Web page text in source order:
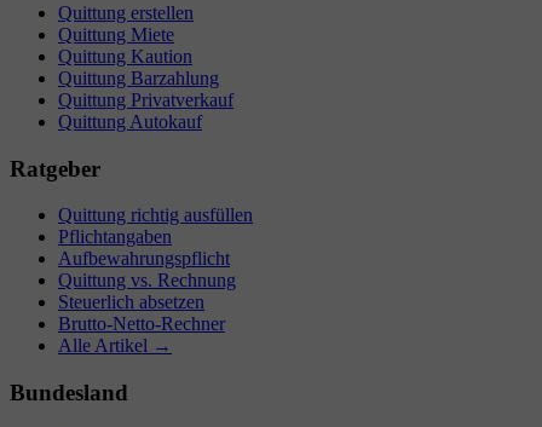
Quittung erstellen
Quittung Miete
Quittung Kaution
Quittung Barzahlung
Quittung Privatverkauf
Quittung Autokauf
Ratgeber
Quittung richtig ausfüllen
Pflichtangaben
Aufbewahrungspflicht
Quittung vs. Rechnung
Steuerlich absetzen
Brutto-Netto-Rechner
Alle Artikel →
Bundesland